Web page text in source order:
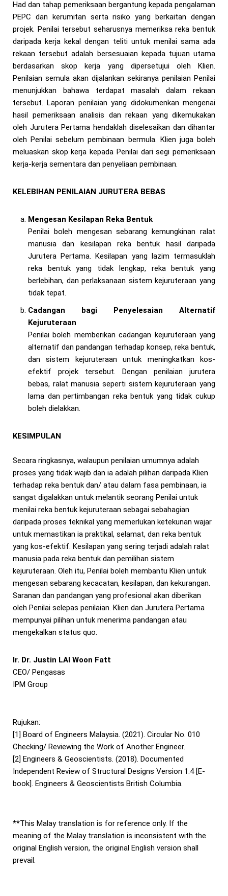
Had dan tahap pemeriksaan bergantung kepada pengalaman
PEPC dan kerumitan serta risiko yang berkaitan dengan
projek. Penilai tersebut seharusnya memeriksa reka bentuk
daripada kerja kekal dengan teliti untuk menilai sama ada
rekaan tersebut adalah bersesuaian kepada tujuan utama
berdasarkan skop kerja yang dipersetujui oleh Klien.
Penilaian semula akan dijalankan sekiranya penilaian Penilai
menunjukkan bahawa terdapat masalah dalam rekaan
tersebut. Laporan penilaian yang didokumenkan mengenai
hasil pemeriksaan analisis dan rekaan yang dikemukakan
oleh Jurutera Pertama hendaklah diselesaikan dan dihantar
oleh Penilai sebelum pembinaan bermula. Klien juga boleh
meluaskan skop kerja kepada Penilai dari segi pemeriksaan
kerja-kerja sementara dan penyeliaan pembinaan.
KELEBIHAN PENILAIAN JURUTERA BEBAS
Mengesan Kesilapan Reka Bentuk
Penilai boleh mengesan sebarang kemungkinan ralat
manusia dan kesilapan reka bentuk hasil daripada
Jurutera Pertama. Kesilapan yang lazim termasuklah
reka bentuk yang tidak lengkap, reka bentuk yang
berlebihan, dan perlaksanaan sistem kejuruteraan yang
tidak tepat.
Cadangan bagi Penyelesaian Alternatif
Kejuruteraan
Penilai boleh memberikan cadangan kejuruteraan yang
alternatif dan pandangan terhadap konsep, reka bentuk,
dan sistem kejuruteraan untuk meningkatkan kos-
efektif projek tersebut. Dengan penilaian jurutera
bebas, ralat manusia seperti sistem kejuruteraan yang
lama dan pertimbangan reka bentuk yang tidak cukup
boleh dielakkan.
KESIMPULAN
Secara ringkasnya, walaupun penilaian umumnya adalah
proses yang tidak wajib dan ia adalah pilihan daripada Klien
terhadap reka bentuk dan/ atau dalam fasa pembinaan, ia
sangat digalakkan untuk melantik seorang Penilai untuk
menilai reka bentuk kejuruteraan sebagai sebahagian
daripada proses teknikal yang memerlukan ketekunan wajar
untuk memastikan ia praktikal, selamat, dan reka bentuk
yang kos-efektif. Kesilapan yang sering terjadi adalah ralat
manusia pada reka bentuk dan pemilihan sistem
kejuruteraan. Oleh itu, Penilai boleh membantu Klien untuk
mengesan sebarang kecacatan, kesilapan, dan kekurangan.
Saranan dan pandangan yang profesional akan diberikan
oleh Penilai selepas penilaian. Klien dan Jurutera Pertama
mempunyai pilihan untuk menerima pandangan atau
mengekalkan status quo.
Ir. Dr. Justin LAI Woon Fatt
CEO/ Pengasas
IPM Group
Rujukan:
[1] Board of Engineers Malaysia. (2021). Circular No. 010
Checking/ Reviewing the Work of Another Engineer.
[2] Engineers & Geoscientists. (2018). Documented
Independent Review of Structural Designs Version 1.4 [E-
book]. Engineers & Geoscientists British Columbia.
**This Malay translation is for reference only. If the
meaning of the Malay translation is inconsistent with the
original English version, the original English version shall
prevail.